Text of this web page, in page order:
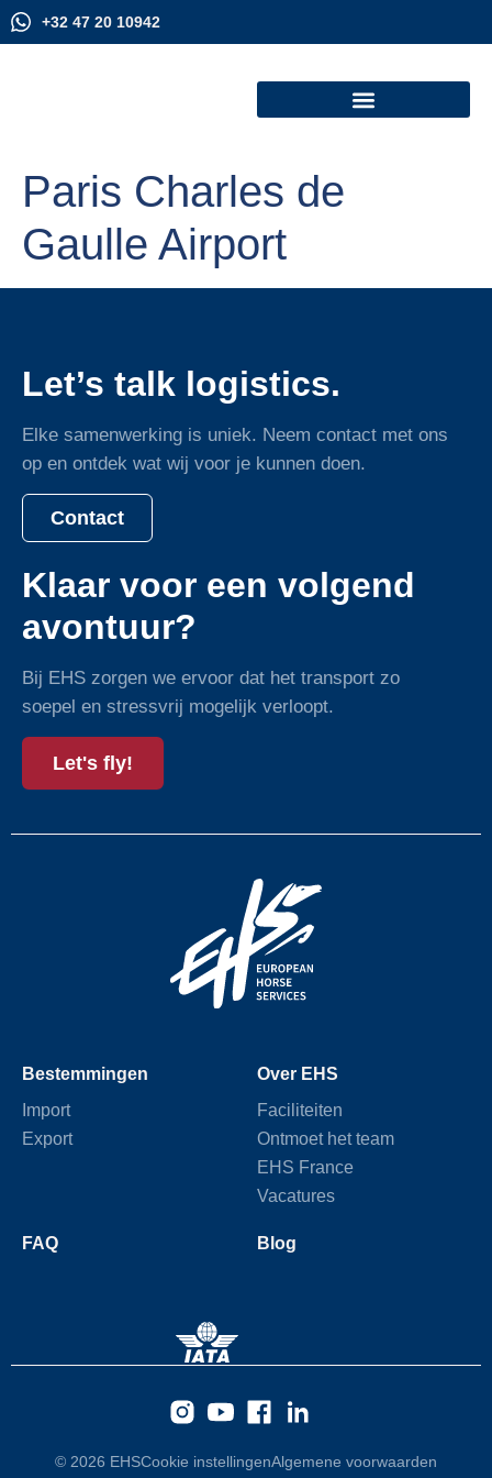
+32 47 20 10942
Paris Charles de
Gaulle Airport
Let’s talk logistics.
Elke samenwerking is uniek. Neem contact met ons
op en ontdek wat wij voor je kunnen doen.
Contact
Klaar voor een volgend
avontuur?
Bij EHS zorgen we ervoor dat het transport zo
soepel en stressvrij mogelijk verloopt.
Let's fly!
Bestemmingen
Import
Export
Over EHS
Faciliteiten
Ontmoet het team
EHS France
Vacatures
FAQ Blog
© 2026 EHSCookie instellingenAlgemene voorwaarden